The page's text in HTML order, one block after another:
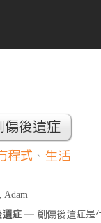
傷後遺症
程式 、 生活
Adam
遺症 — 創傷後遺症是